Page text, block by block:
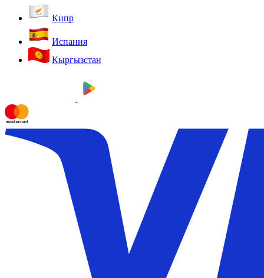
Кипр
Испания
Кыргызстан